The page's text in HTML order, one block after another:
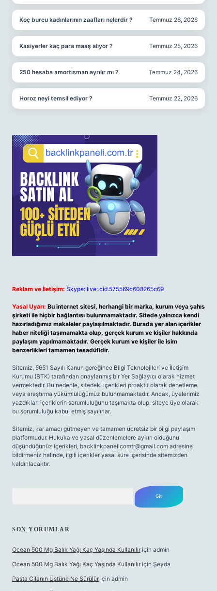
Koç burcu kadınlarının zaafları nelerdir ? Temmuz 26, 2026
Kasiyerler kaç para maaş alıyor ? Temmuz 25, 2026
250 hesaba amortisman ayrılır mı ? Temmuz 24, 2026
Horoz neyi temsil ediyor ? Temmuz 22, 2026
Reklam ve İletişim: Skype: live:.cid.575569c608265c69
Yasal Uyarı: Bu internet sitesi, herhangi bir marka, kurum veya şahıs
şirketi ile hiçbir bağlantısı bulunmamaktadır. Sitede yalnızca kendi
hazırladığımız makaleler paylaşılmaktadır. Burada yer alan içerikler
haber niteliği taşımamakta olup, gerçek kurum ve kişiler hakkında
paylaşım yapılmamaktadır. Gerçek kurum ve kişiler ile isim
benzerlikleri tamamen tesadüfidir.
Sitemiz, 5651 Sayılı Kanun gereğince Bilgi Teknolojileri ve İletişim
Kurumu (BTK) tarafından onaylanmış bir Yer Sağlayıcı olarak hizmet
vermektedir. Bu nedenle, sitedeki içerikleri proaktif olarak denetleme
veya araştırma yükümlülüğümüz bulunmamaktadır. Ancak, üyelerimiz
yazdıkları içeriklerin sorumluluğunu taşımakta olup, siteye üye olarak
bu sorumluluğu kabul etmiş sayılırlar.
Sitemiz, kar amacı gütmeyen ve tamamen ücretsiz bir bilgi paylaşım
platformudur. Hukuka ve yasal düzenlemelere aykırı olduğunu
düşündüğünüz içerikleri, backlinkpanelicomtr@gmail.com adresine
bildirmeniz halinde, ilgili içerikler yasal süre içerisinde sitemizden
kaldırılacaktır.
SON YORUMLAR
Ocean 500 Mg Balık Yağı Kaç Yaşında Kullanılır için admin
Ocean 500 Mg Balık Yağı Kaç Yaşında Kullanılır için Şeyda
Pasta Cilanın Üstüne Ne Sürülür için admin